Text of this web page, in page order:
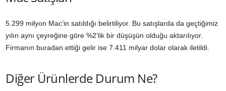
5.299 milyon Mac’in satıldığı belirtiliyor. Bu satışlarda da geçtiğimiz
yılın aynı çeyreğine göre %2’lik bir düşüşün olduğu aktarılıyor.
Firmanın buradan ettiği gelir ise 7.411 milyar dolar olarak iletildi.
Diğer Ürünlerde Durum Ne?